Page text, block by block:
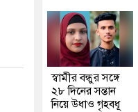
স্বামীর বন্ধুর সঙ্গে
২৮ দিনের সন্তান
নিয়ে উধাও গৃহবধূ